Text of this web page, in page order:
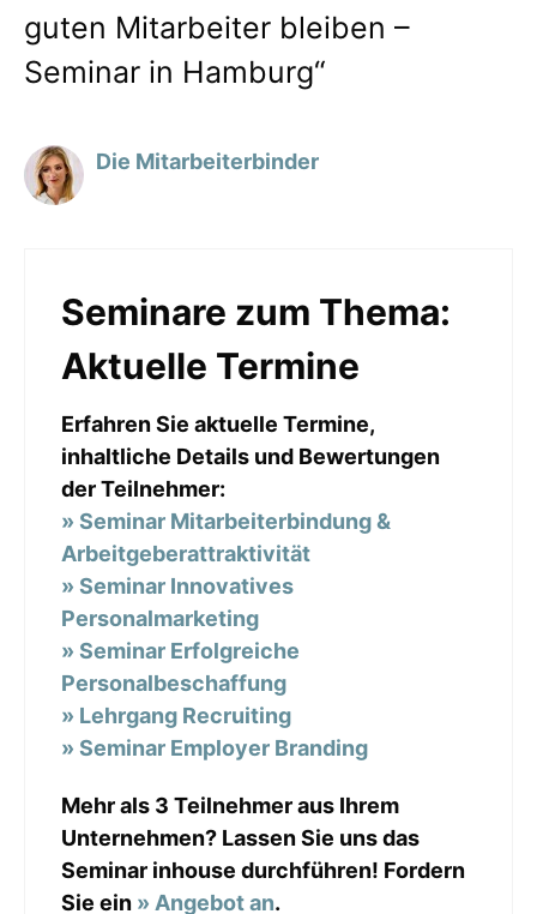
guten Mitarbeiter bleiben –
Seminar in Hamburg“
Die Mitarbeiterbinder
Seminare zum Thema:
Aktuelle Termine
Erfahren Sie aktuelle Termine,
inhaltliche Details und Bewertungen
der Teilnehmer:
» Seminar Mitarbeiterbindung &
Arbeitgeberattraktivität
» Seminar Innovatives
Personalmarketing
» Seminar Erfolgreiche
Personalbeschaffung
» Lehrgang Recruiting
» Seminar Employer Branding
Mehr als 3 Teilnehmer aus Ihrem
Unternehmen? Lassen Sie uns das
Seminar inhouse durchführen! Fordern
Sie ein » Angebot an.